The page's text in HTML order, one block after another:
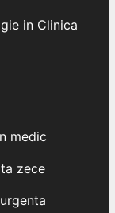
in Clinica
medic
zece